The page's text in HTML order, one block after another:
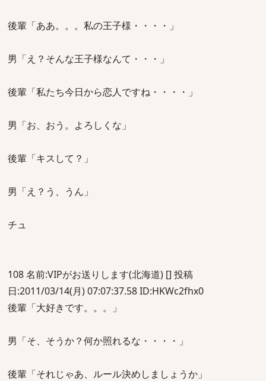
後輩「ああ。。。私の王子様・・・・」
男「え？そんな王子様なんて・・・」
後輩「私たち今日から恋人ですね・・・・」
男「お、おう。よろしくな」
後輩「キスして？」
男「え？う、うん」
チュ
108 名前:VIPがお送りします(北海道) [] 投稿
日:2011/03/14(月) 07:07:37.58 ID:HKWc2fhx0
後輩「大好きです。。。」
男「そ、そうか？何か照れるな・・・・」
後輩「それじゃあ、ルール決めしましょうか」